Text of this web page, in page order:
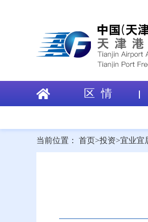
区 情
当前位置： 首页>投资>宜业宜